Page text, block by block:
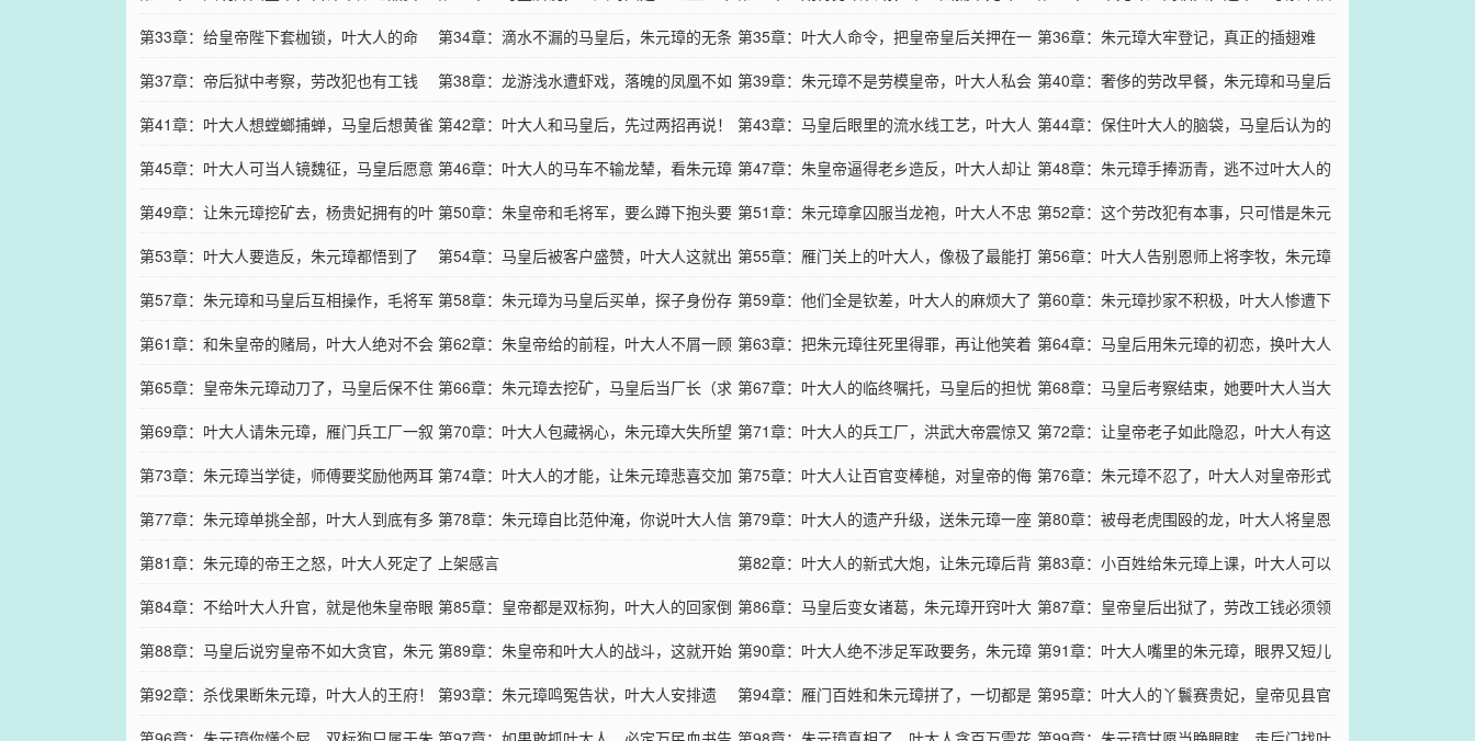
官！
大人厉害！
装备！
第33章：给皇帝陛下套枷锁，叶大人的命
令！
第34章：滴水不漏的马皇后，朱元璋的无条
件信任！
第35章：叶大人命令，把皇帝皇后关押在一
起！
第36章：朱元璋大牢登记，真正的插翅难
逃！
第37章：帝后狱中考察，劳改犯也有工钱
拿！
第38章：龙游浅水遭虾戏，落魄的凤凰不如
鸡！
第39章：朱元璋不是劳模皇帝，叶大人私会
马皇后！
第40章：奢侈的劳改早餐，朱元璋和马皇后
分家了！
第41章：叶大人想螳螂捕蝉，马皇后想黄雀
在后！
第42章：叶大人和马皇后，先过两招再说！
第43章：马皇后眼里的流水线工艺，叶大人
眼里的女探子！
第44章：保住叶大人的脑袋，马皇后认为的
大好事！
第45章：叶大人可当人镜魏征，马皇后愿意
一试！
第46章：叶大人的马车不输龙辇，看朱元璋
修路去！
第47章：朱皇帝逼得老乡造反，叶大人却让
重犯心甘情愿干苦力！
第48章：朱元璋手捧沥青，逃不过叶大人的
眼睛！
第49章：让朱元璋挖矿去，杨贵妃拥有的叶
大人也必须要有！
第50章：朱皇帝和毛将军，要么蹲下抱头要
么去死！
第51章：朱元璋拿囚服当龙袍，叶大人不忠
不孝！
第52章：这个劳改犯有本事，只可惜是朱元
璋的脑残粉！
第53章：叶大人要造反，朱元璋都悟到了
啥！
第54章：马皇后被客户盛赞，叶大人这就出
招了（求追更）
第55章：雁门关上的叶大人，像极了最能打
的文官！
第56章：叶大人告别恩师上将李牧，朱元璋
和马皇后串供（求追更）
第57章：朱元璋和马皇后互相操作，毛将军
说漏关键信息！
第58章：朱元璋为马皇后买单，探子身份存
疑！
第59章：他们全是钦差，叶大人的麻烦大了
（求追更）
第60章：朱元璋抄家不积极，叶大人惨遭下
属审问！
第61章：和朱皇帝的赌局，叶大人绝对不会
输（求追更）
第62章：朱皇帝给的前程，叶大人不屑一顾
（求追更）
第63章：把朱元璋往死里得罪，再让他笑着
道谢（求追更）
第64章：马皇后用朱元璋的初恋，换叶大人
活下去的机会（求追更）
第65章：皇帝朱元璋动刀了，马皇后保不住
叶大人的命（求追更）
第66章：朱元璋去挖矿，马皇后当厂长（求
追更）
第67章：叶大人的临终嘱托，马皇后的担忧
（求追更）
第68章：马皇后考察结束，她要叶大人当大
官（求追更）
第69章：叶大人请朱元璋，雁门兵工厂一叙
（求追更）
第70章：叶大人包藏祸心，朱元璋大失所望
（求追更）
第71章：叶大人的兵工厂，洪武大帝震惊又
后怕（求追更）
第72章：让皇帝老子如此隐忍，叶大人有这
个资格（求追更）
第73章：朱元璋当学徒，师傅要奖励他两耳
巴子（求追更）
第74章：叶大人的才能，让朱元璋悲喜交加
（求追更）
第75章：叶大人让百官变棒槌，对皇帝的侮
辱性极强（求追更）
第76章：朱元璋不忍了，叶大人对皇帝形式
上的尊重（求追更）
第77章：朱元璋单挑全部，叶大人到底有多
深（求追更）
第78章：朱元璋自比范仲淹，你说叶大人信
不信（求追更）
第79章：叶大人的遗产升级，送朱元璋一座
大银山（求追更）
第80章：被母老虎围殴的龙，叶大人将皇恩
废物利用（求追更）
第81章：朱元璋的帝王之怒，叶大人死定了
（求追更）
上架感言
第82章：叶大人的新式大炮，让朱元璋后背
直发凉（求首订）
第83章：小百姓给朱元璋上课，叶大人可以
瞑目了（求首订）
第84章：不给叶大人升官，就是他朱皇帝眼
瞎（求首订）
第85章：皇帝都是双标狗，叶大人的回家倒
计时（求首订）
第86章：马皇后变女诸葛，朱元璋开窍叶大
人遭殃（求首订）
第87章：皇帝皇后出狱了，劳改工钱必须领
（求首订）
第88章：马皇后说穷皇帝不如大贪官，朱元
璋要么赔钱要么滚
第89章：朱皇帝和叶大人的战斗，这就开始
了！
第90章：叶大人绝不涉足军政要务，朱元璋
绝不当小人
第91章：叶大人嘴里的朱元璋，眼界又短儿
子又多！
第92章：杀伐果断朱元璋，叶大人的王府！
第93章：朱元璋鸣冤告状，叶大人安排遗
第94章：雁门百姓和朱元璋拼了，一切都是 第95章：叶大人的丫鬟赛贵妃，皇帝见县官